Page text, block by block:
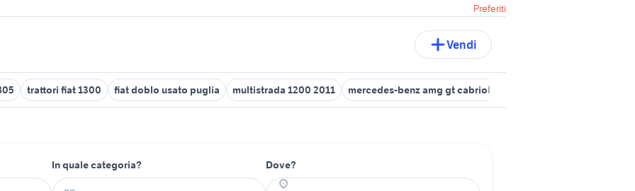
Preferiti
Vendi
trattori fiat 1300 fiat doblo usato puglia multistrada 1200 2011 mercedes-benz amg gt cabriolet
In quale categoria? Dove?